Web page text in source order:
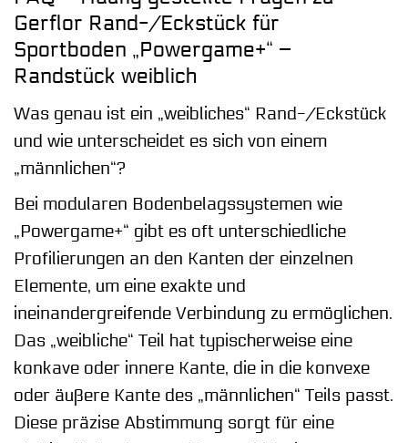
Gerflor Rand-/Eckstück für
Sportboden „Powergame+“ –
Randstück weiblich
Was genau ist ein „weibliches“ Rand-/Eckstück
und wie unterscheidet es sich von einem
„männlichen“?
Bei modularen Bodenbelagssystemen wie
„Powergame+“ gibt es oft unterschiedliche
Profilierungen an den Kanten der einzelnen
Elemente, um eine exakte und
ineinandergreifende Verbindung zu ermöglichen.
Das „weibliche“ Teil hat typischerweise eine
konkave oder innere Kante, die in die konvexe
oder äußere Kante des „männlichen“ Teils passt.
Diese präzise Abstimmung sorgt für eine